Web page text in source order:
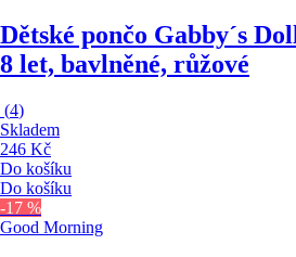
Dětské pončo Gabby´s
8 let, bavlněné, růžové
(4)
Skladem
246 Kč
Do košíku
Do košíku
-17 %
Good Morning